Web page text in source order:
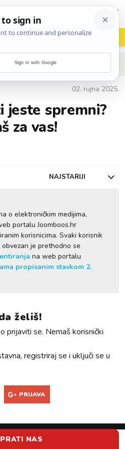
vrh! woot?!
NA ČLANAK
02. rujna 2025.
jeste spremni?
za vas!
NAJSTARIJI
o elektroničkim medijima,
portalu Joomboos.hr
korisnicima. Svaki korisnik
je prethodno se
na web portalu
propisanim stavkom 2.
želiš!
prijaviti se. Nemaš korisnički
registriraj se i uključi se u
PRIJAVA
PRATI NAS
Sign in with Google